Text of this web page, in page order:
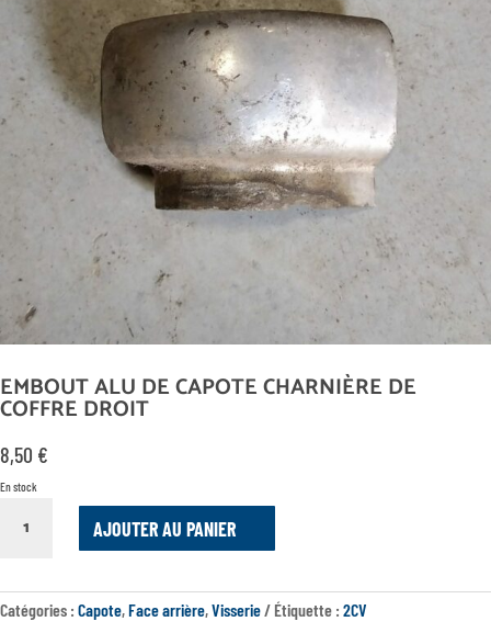
EMBOUT ALU DE CAPOTE CHARNIÈRE DE
COFFRE DROIT
8,50 €
En stock
DE
CAPOTE
AJOUTER AU PANIER
Catégories : Capote,Face arrière,Visserie Étiquette : 2CV